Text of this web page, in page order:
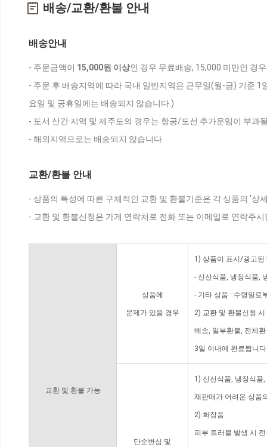
배송/교환/환불 안내
배송안내
- 주문금액이 15,000원 이상인 경우 무료배송, 15,000 미만인 경
- 주문 후 배송지역에 따라 국내 일반지역은 근무일(월-금) 기준
요일 및 공휴일에는 배송되지 않습니다.)
- 도서 산간 지역 및 제주도의 경우는 항공/도선 추가운임이 부과
- 해외지역으로는 배송되지 않습니다.
교환/환불 안내
- 상품의 특성에 따른 구체적인 교환 및 환불기준은 각 상품의 '상
- 교환 및 환불신청은 가게 연락처로 전화 또는 이메일로 연락주
교환 및 환불 가능
상품에
문제가 있을 경우
1) 상품이 표시/광고된
- 신선식품, 냉장식품,
- 기타 상품 : 수령일로
2) 교환 및 환불신청
배송, 일부환불, 전체
3일 이내에 완료됩니
단순변심 및
1) 신선식품, 냉장식품
재판매가 어려운 상품
2) 화장품
피부 트러블 발생 시